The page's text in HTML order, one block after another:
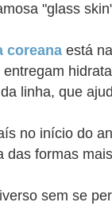
"glass
coreana está
linha, que
no início do
das formas
sem se